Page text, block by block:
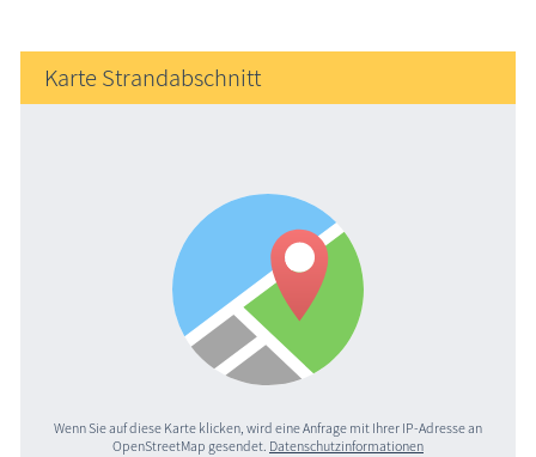
Karte Strandabschnitt
Wenn Sie auf diese Karte klicken, wird eine Anfrage mit Ihrer IP-Adresse an
OpenStreetMap gesendet. Datenschutzinformationen